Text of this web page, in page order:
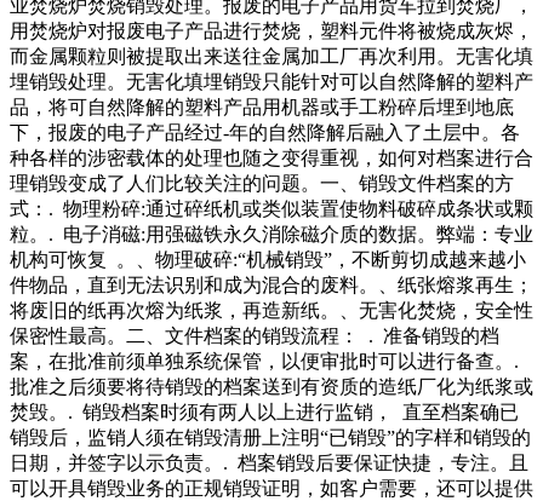
业焚烧炉焚烧销毁处理。报废的电子产品用货车拉到焚烧厂，
用焚烧炉对报废电子产品进行焚烧，塑料元件将被烧成灰烬，
而金属颗粒则被提取出来送往金属加工厂再次利用。无害化填
埋销毁处理。无害化填埋销毁只能针对可以自然降解的塑料产
品，将可自然降解的塑料产品用机器或手工粉碎后埋到地底
下，报废的电子产品经过-年的自然降解后融入了土层中。各
种各样的涉密载体的处理也随之变得重视，如何对档案进行合
理销毁变成了人们比较关注的问题。一、销毁文件档案的方
式：. 物理粉碎:通过碎纸机或类似装置使物料破碎成条状或颗
粒。. 电子消磁:用强磁铁永久消除磁介质的数据。弊端：专业
机构可恢复 。、物理破碎:“机械销毁”，不断剪切成越来越小
件物品，直到无法识别和成为混合的废料。、纸张熔浆再生；
将废旧的纸再次熔为纸浆，再造新纸。、无害化焚烧，安全性
保密性最高。二、文件档案的销毁流程： . 准备销毁的档
案，在批准前须单独系统保管，以便审批时可以进行备查。.
批准之后须要将待销毁的档案送到有资质的造纸厂化为纸浆或
焚毁。. 销毁档案时须有两人以上进行监销， 直至档案确已
销毁后，监销人须在销毁清册上注明“已销毁”的字样和销毁的
日期，并签字以示负责。. 档案销毁后要保证快捷，专注。且
可以开具销毁业务的正规销毁证明，如客户需要，还可以提供